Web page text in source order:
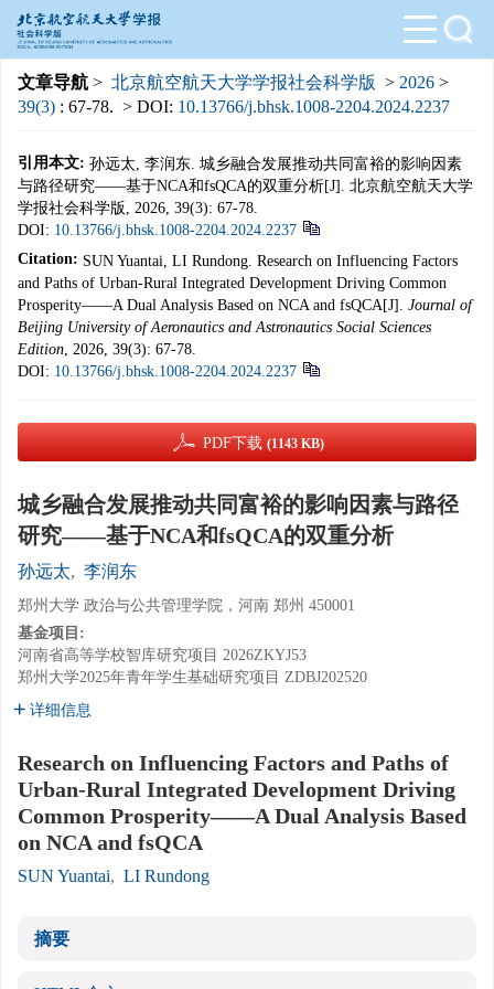
文章导航 > 北京航空航天大学学报社会科学版 > 2026 >
39(3) : 67-78. > DOI: 10.13766/j.bhsk.1008-2204.2024.2237
引用本文: 孙远太, 李润东. 城乡融合发展推动共同富裕的影响因素
与路径研究——基于NCA和fsQCA的双重分析[J]. 北京航空航天大学
学报社会科学版, 2026, 39(3): 67-78.
DOI: 10.13766/j.bhsk.1008-2204.2024.2237
Citation: SUN Yuantai, LI Rundong. Research on Influencing Factors
and Paths of Urban-Rural Integrated Development Driving Common
Prosperity——A Dual Analysis Based on NCA and fsQCA[J]. Journal of
Beijing University of Aeronautics and Astronautics Social Sciences
Edition, 2026, 39(3): 67-78.
DOI: 10.13766/j.bhsk.1008-2204.2024.2237
PDF下载 (1143 KB)
城乡融合发展推动共同富裕的影响因素与路径
研究——基于NCA和fsQCA的双重分析
孙远太, 李润东
郑州大学 政治与公共管理学院，河南 郑州 450001
基金项目:
河南省高等学校智库研究项目 2026ZKYJ53
郑州大学2025年青年学生基础研究项目 ZDBJ202520
详细信息
Research on Influencing Factors and Paths of
Urban-Rural Integrated Development Driving
Common Prosperity——A Dual Analysis Based
on NCA and fsQCA
SUN Yuantai, LI Rundong
摘要